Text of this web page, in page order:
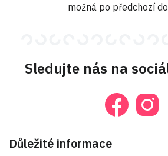
možná po předchozí
Sledujte nás na
Důležité informace